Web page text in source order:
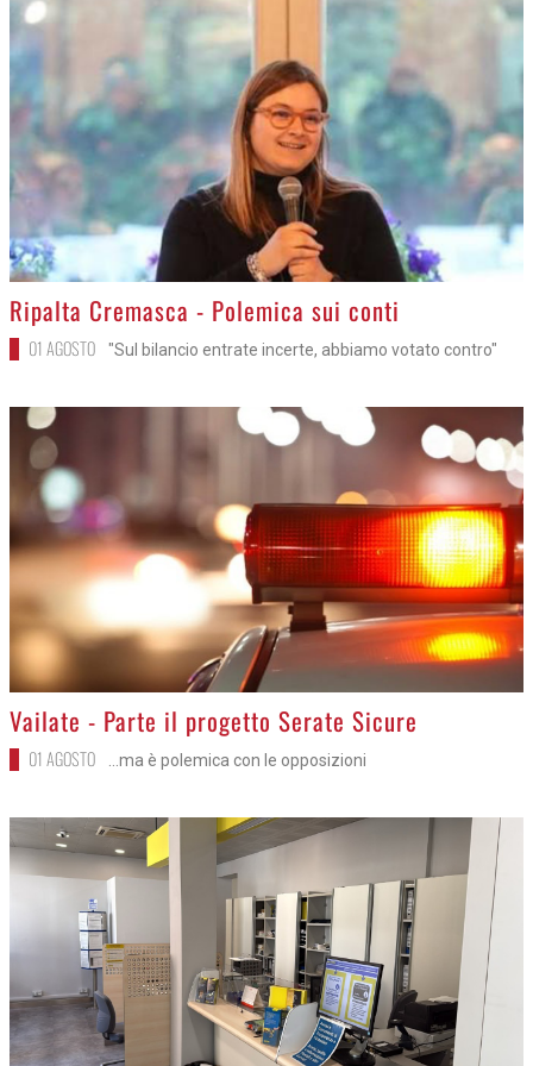
>
Ripalta Cremasca - Polemica sui conti
01 AGOSTO "Sul bilancio entrate incerte, abbiamo votato contro"
>
Vailate - Parte il progetto Serate Sicure
01 AGOSTO ...ma è polemica con le opposizioni